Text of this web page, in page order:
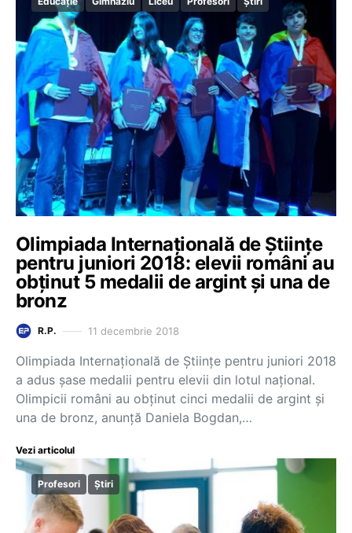
Olimpiada Internațională de Științe
pentru juniori 2018: elevii români au
obținut 5 medalii de argint și una de
bronz
R.P. 11 decembrie 2018
Olimpiada Internațională de Științe pentru juniori 2018
a adus șase medalii pentru elevii din lotul național.
Olimpicii români au obținut cinci medalii de argint și
una de bronz, anunță Daniela Bogdan,…
Vezi articolul
Profesori Știri